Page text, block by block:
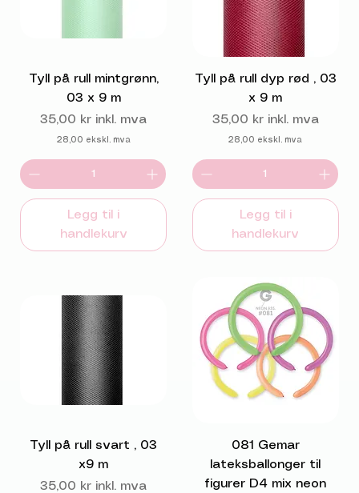
Tyll på rull mintgrønn,
03 x 9 m
Pris
35,00 kr inkl. mva
28,00 ekskl. mva
Legg til i
handlekurv
Tyll på rull dyp rød , 03
x 9 m
Pris
35,00 kr inkl. mva
28,00 ekskl. mva
Legg til i
handlekurv
Tyll på rull svart , 03
x9 m
Pris
35,00 kr inkl. mva
081 Gemar
lateksballonger til
figurer D4 mix neon